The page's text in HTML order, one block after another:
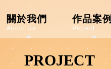
About Us
關於我們
Project
作品案例
PROJECT